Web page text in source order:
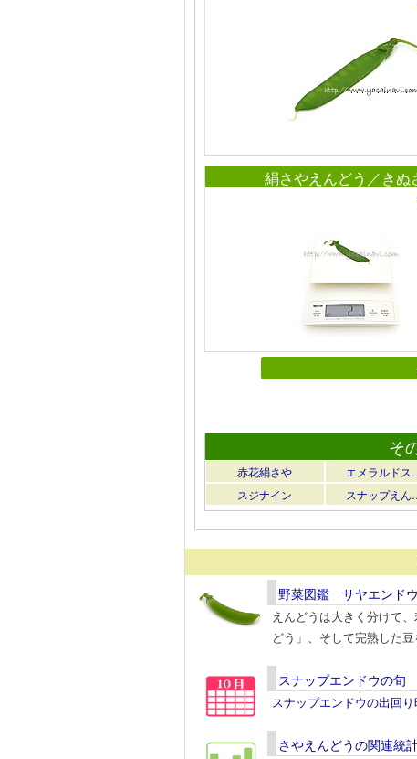
絹さやえんどう／きぬ
そ
赤花絹さや エメラルド
スジナイン
スナップえ
野菜図鑑 サヤエンドウ
えんどうは大きく分けて
どう」、そして完熟した
スナップエンドウの旬
スナップエンドウの出回
さやえんどうの関連統